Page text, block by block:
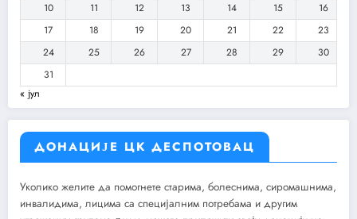
10
11 12 13 14 15
16
17
18 19 20 21 22
23
24
25 26 27 28 29
30
31
« јул
ДОНАЦИЈЕ ЦК ДЕСПОТОВАЦ
Уколико желите да помогнете старима, болеснима, сиромашнима,
инвалидима, лицима са специјалним потребама и другим